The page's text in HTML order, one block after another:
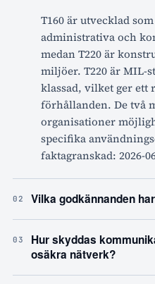
T160 är utvecklad
administrativa och
medan T220 är
miljöer. T220 är MIL-
klassad, vilket ger ett
förhållanden. De två
organisationer
specifika
faktagranskad: 2026-
02 Vilka godkännanden
03
Hur skyddas
osäkra nätverk?